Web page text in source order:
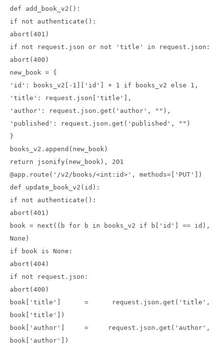
def add_book_v2():
if not authenticate():
abort(401)
if not request.json or not 'title' in request.json:
abort(400)
new_book = {
'id': books_v2[-1]['id'] + 1 if books_v2 else 1,
'title': request.json['title'],
'author': request.json.get('author', ""),
'published': request.json.get('published', "")
}
books_v2.append(new_book)
return jsonify(new_book), 201
@app.route('/v2/books/<int:id>', methods=['PUT'])
def update_book_v2(id):
if not authenticate():
abort(401)
book = next((b for b in books_v2 if b['id'] == id),
None)
if book is None:
abort(404)
if not request.json:
abort(400)
book['title'] = request.json.get('title',
book['title'])
book['author'] = request.json.get('author',
book['author'])